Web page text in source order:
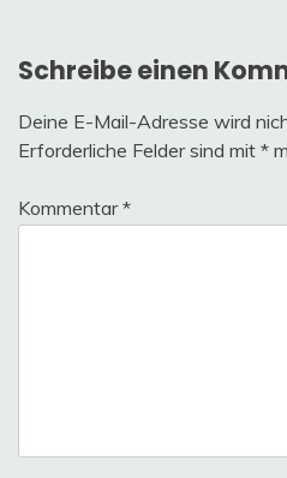
Schreibe einen
Deine E-Mail-Adresse wird
Erforderliche Felder sind mit *
Kommentar*